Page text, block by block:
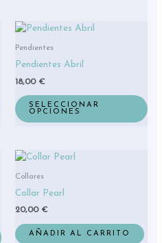
Pendientes
Pendientes Abril
18,00 €
SELECCIONAR
OPCIONES
Este
producto
variantes.
Las
Collares
Collar Pearl
20,00 €
AÑADIR AL CARRITO